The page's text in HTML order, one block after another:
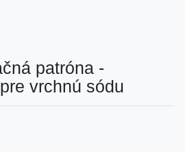
patróna -
vrchnú sódu